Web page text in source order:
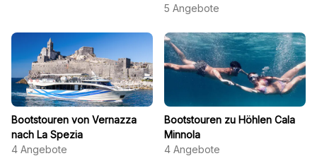
5 Angebote
Bootstouren von Vernazza
nach La Spezia
4 Angebote
Bootstouren zu Höhlen Cala
Minnola
4 Angebote